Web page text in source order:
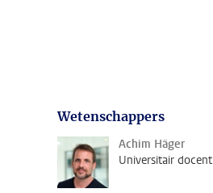
Wetenschappers
Achim Häger
Universitair docent